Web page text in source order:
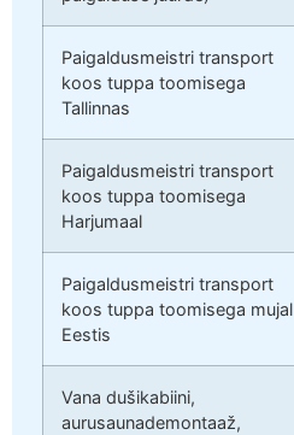
Paigaldusmeistri transport
koos tuppa toomisega
Tallinnas
Paigaldusmeistri transport
koos tuppa toomisega
Harjumaal
Paigaldusmeistri transport
koos tuppa toomisega mujal
Eestis
Vana dušikabiini,
aurusaunademontaaž,